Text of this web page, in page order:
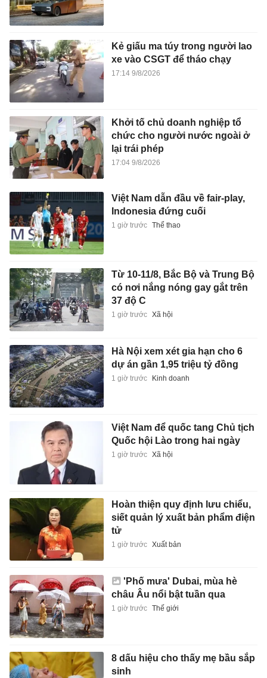
Kẻ giấu ma túy trong người lao
xe vào CSGT để tháo chạy
17:14 9/8/2026
Khởi tố chủ doanh nghiệp tổ
chức cho người nước ngoài ở
lại trái phép
17:04 9/8/2026
Việt Nam dẫn đầu về fair-play,
Indonesia đứng cuối
1 giờ trước Thể thao
Từ 10-11/8, Bắc Bộ và Trung Bộ
có nơi nắng nóng gay gắt trên
37 độ C
1 giờ trước Xã hội
Hà Nội xem xét gia hạn cho 6
dự án gần 1,95 triệu tỷ đồng
1 giờ trước Kinh doanh
Việt Nam để quốc tang Chủ tịch
Quốc hội Lào trong hai ngày
1 giờ trước Xã hội
Hoàn thiện quy định lưu chiểu,
siết quản lý xuất bản phẩm điện
tử
1 giờ trước Xuất bản
'Phố mưa' Dubai, mùa hè
châu Âu nổi bật tuần qua
1 giờ trước Thế giới
8 dấu hiệu cho thấy mẹ bầu sắp
sinh